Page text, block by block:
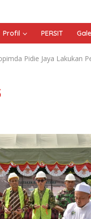
Profil PERSIT
Pidie Jaya Lakukan